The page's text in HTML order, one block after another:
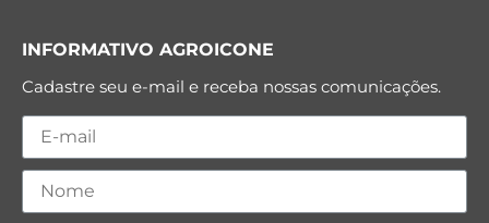
INFORMATIVO AGROICONE
Cadastre seu e-mail e receba nossas comunicações.